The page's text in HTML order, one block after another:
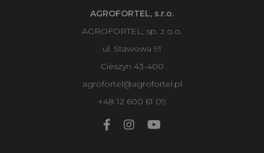
AGROFORTEL, s.r.o.
AGROFORTEL, sp. z o.o.
ul. Stawowa 91
Cieszyn 43-400
agrofortel@agrofortel.pl
+48 12 600 61 09